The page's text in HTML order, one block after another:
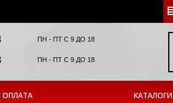
ПН - ПТ С 9 ДО 18
ПН - ПТ С 9 ДО 18
ОПЛАТА КАТАЛОГИ